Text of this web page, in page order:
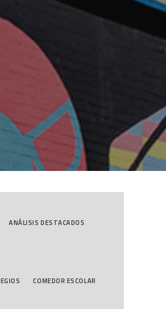
ANÁLISIS DESTACADOS
COMEDOR ESCOLAR